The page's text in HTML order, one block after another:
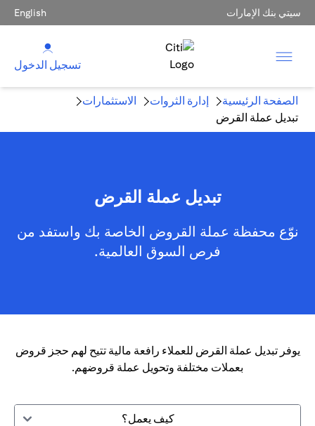
سيتي بنك الإمارات English
تسجيل الدخول
الصفحة الرئيسية إدارة الثروات
الاستثمارات
تبديل عملة القرض
تبديل عملة القرض
نوّع محفظة عملة القروض الخاصة بك واستفد من
فرص السوق العالمية.
يوفر تبديل عملة القرض للعملاء رافعة مالية تتيح لهم حجز قروض
بعملات مختلفة وتحويل عملة قروضهم.
كيف يعمل؟